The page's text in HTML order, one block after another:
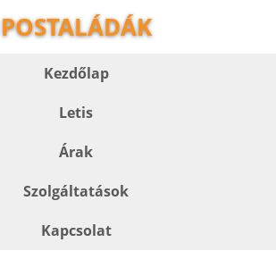
POSTALÁDÁK
Kezdőlap
Letis
Árak
Szolgáltatások
Kapcsolat